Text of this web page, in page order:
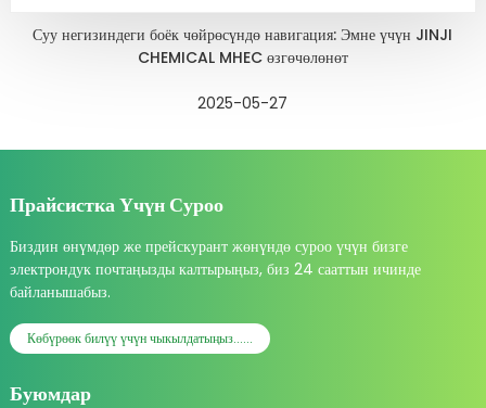
Суу негизиндеги боёк чөйрөсүндө навигация: Эмне үчүн JINJI
CHEMICAL MHEC өзгөчөлөнөт
2025-05-27
Прайсистка Үчүн Суроо
Биздин өнүмдөр же прейскурант жөнүндө суроо үчүн бизге
электрондук почтаңызды калтырыңыз, биз 24 сааттын ичинде
байланышабыз.
Көбүрөөк билүү үчүн чыкылдатыңыз......
Буюмдар